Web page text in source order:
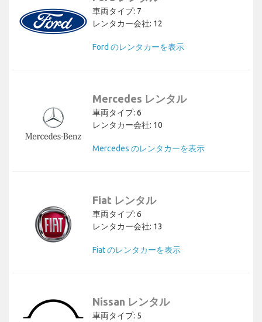
車両タイプ: 7
レンタカー会社: 12
Ford のレンタカーを表示
Mercedes レンタル
車両タイプ: 6
レンタカー会社: 10
Mercedes のレンタカーを表示
Fiat レンタル
車両タイプ: 6
レンタカー会社: 13
Fiat のレンタカーを表示
Nissan レンタル
車両タイプ: 5